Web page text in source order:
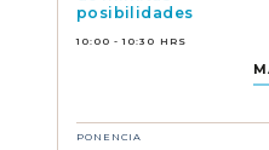
posibilidades
10:00 - 10:30 HRS
PONENCIA